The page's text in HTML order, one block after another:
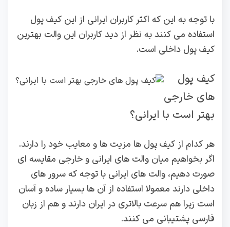
با توجه به این که اکثر کاربران ایرانی از این کیف پول
استفاده می کنند به نظر از دید کاربران این والت بهترین
کیف پول داخلی است.
کیف پول
های خارجی
بهتر است با ایرانی؟
هر کدام از کیف پول ها مزیت ها و معایب خود را دارند.
اگر بخواهیم میان والت های ایرانی و خارجی مقایسه ای
صورت دهیم، والت های ایرانی با توجه که سرور های
داخلی دارند معمولا استفاده از آن ها بسیار ساده و آسان
است زیرا هم سرعت بالاتری در ایران دارند و هم از زبان
فارسی پشتیبانی می کنند.